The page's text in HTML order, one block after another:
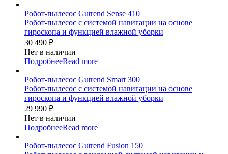
Робот-пылесос Gutrend Sense 410
Робот-пылесос с системой навигации на основе
гироскопа и функцией влажной уборки
30 490 ₽
Нет в наличии
ПодробнееRead more
Робот-пылесос Gutrend Smart 300
Робот-пылесос с системой навигации на основе
гироскопа и функцией влажной уборки
29 990 ₽
Нет в наличии
ПодробнееRead more
Робот-пылесос Gutrend Fusion 150